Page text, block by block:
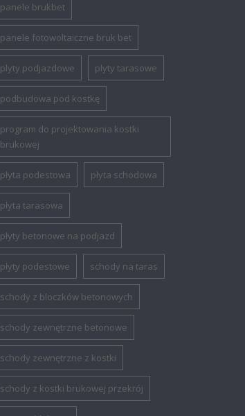
panele brukbet
panele fotowoltaiczne bruk bet
plyty podjazdowe plyty tarasowe
podbudowa pod kostkę
program do projektowania kostki
brukowej
płyta podestowa płyta schodowa
płyta tarasowa
płyty betonowe na podjazd
płyty podestowe schody na taras
schody z bloczków betonowych
schody zewnętrzne betonowe
schody zewnętrzne z kostki
schody z kostki brukowej przekrój